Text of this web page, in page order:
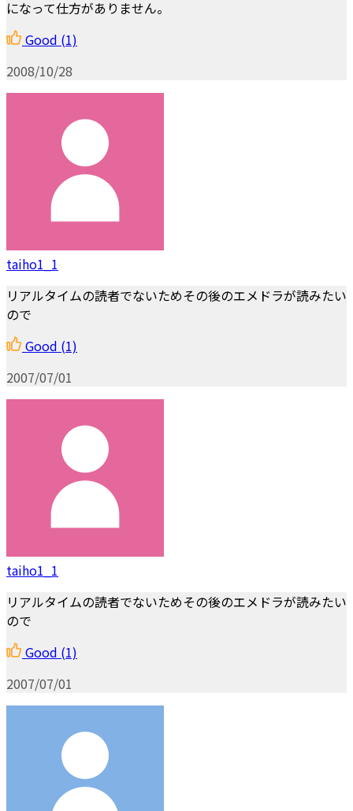
になって仕方がありません。
Good (1)
2008/10/28
taiho1_1
リアルタイムの読者でないためその後のエメドラが読みたい
ので
Good (1)
2007/07/01
taiho1_1
リアルタイムの読者でないためその後のエメドラが読みたい
ので
Good (1)
2007/07/01